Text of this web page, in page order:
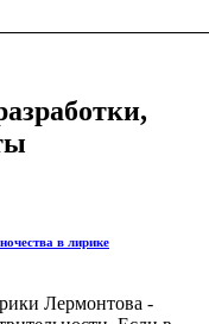
в лирике
Лермонтова -